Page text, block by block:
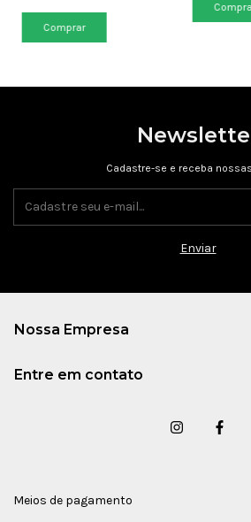
Cadastre-se e receba
Nossa Empresa
Entre em contato
Meios de pagamento